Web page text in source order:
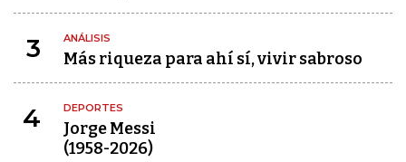
3 ANÁLISIS
Más riqueza para ahí sí, vivir sabroso
4 DEPORTES
Jorge Messi
(1958-2026)